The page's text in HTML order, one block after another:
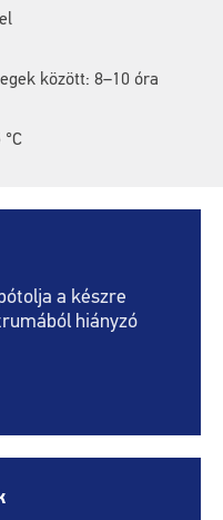
között: 8–10 óra
a készre
hiányzó